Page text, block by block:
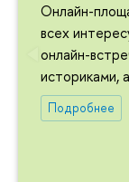
Онлайн-
всех
онлайн-
историками,
Подробнее